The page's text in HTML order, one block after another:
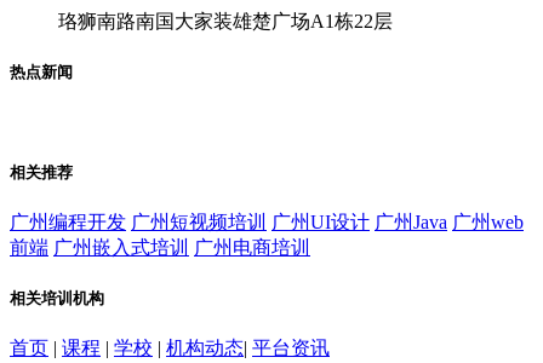
珞狮南路南国大家装雄楚广场A1栋22层
热点新闻
相关推荐
广州编程开发 广州短视频培训 广州UI设计 广州Java 广州web
前端 广州嵌入式培训 广州电商培训
相关培训机构
首页 | 课程 | 学校 | 机构动态| 平台资讯